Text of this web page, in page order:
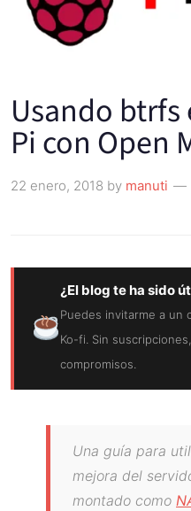
Usando btrfs
Pi con Open
22 enero, 2018 by manuti
¿El blog te ha sido
Puedes invitarme a un
Ko-fi. Sin
compromisos.
Una guía para
mejora del
montado como